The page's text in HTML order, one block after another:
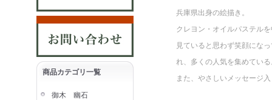
商品カテゴリ一覧
御木 幽石
兵庫県出身の絵描き。
クレヨン・オイルパステル
見ていると思わず笑顔にな
れ、多くの人気を集めてい
また、やさしいメッセージ